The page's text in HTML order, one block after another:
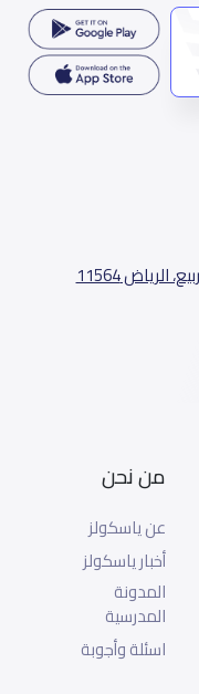
من نحن
عن ياسكولز
أخبار ياسكولز
المدونة
المدرسية
اسئلة وأجوبة